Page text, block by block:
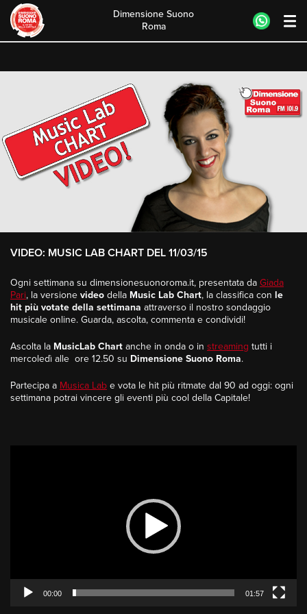
content
Dimensione Suono
Roma
VIDEO: MUSIC LAB CHART DEL 11/03/15
Ogni settimana su dimensionesuonoroma.it, presentata da Giada
Pari, la versione video della Music Lab Chart, la classifica con le
hit più votate della settimana attraverso il nostro sondaggio
musicale online. Guarda, ascolta, commenta e condividi!
Ascolta la MusicLab Chart anche in onda o in streaming tutti i
mercoledì alle ore 12.50 su Dimensione Suono Roma.
Partecipa a Musica Lab e vota le hit più ritmate dal 90 ad oggi: ogni
settimana potrai vincere gli eventi più cool della Capitale!
00:00 01:57